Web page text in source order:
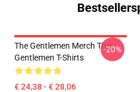
The Gentlemen Merch The
Gentlemen T-Shirts
€ 24,38 - € 28,06
-20%